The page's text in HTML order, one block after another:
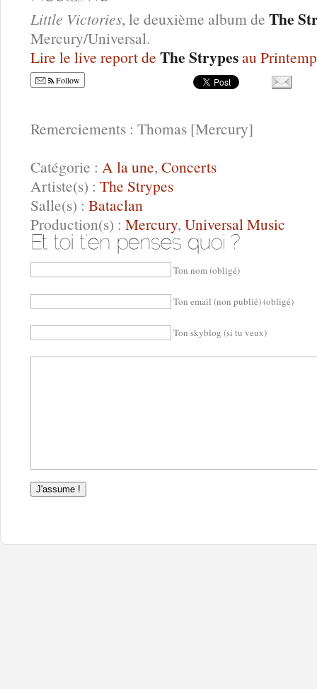
Little Victories, le deuxième album de The
Mercury/Universal.
Lire le live report de The Strypesau
Follow
Remerciements : Thomas [Mercury]
Catégorie : A la une, Concerts
Artiste(s) : The Strypes
Salle(s) : Bataclan
Production(s) : Mercury, Universal Music
Ton nom (obligé)
Ton email (non publié) (obligé)
Ton skyblog (si tu veux)